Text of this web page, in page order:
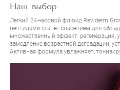
Наш выбор
Легкий 24-часовой флюид Reviderm
пептидами станет спасением для
множественный эффект: регенерация,
замедление возрастной деградации,
Активная формула увлажняет,